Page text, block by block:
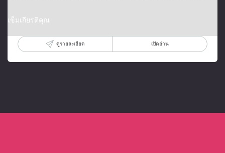
เข็มเกียรติคุณ
ดูรายละเอียด เปิดอ่าน